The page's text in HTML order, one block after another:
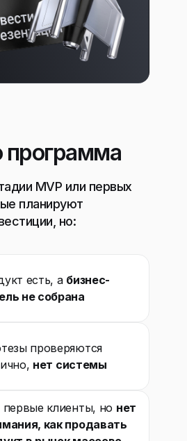
программа
MVP или первых
планируют
но:
есть, а бизнес-
не собрана
проверяются
нет системы
первые клиенты, но нет
как продавать